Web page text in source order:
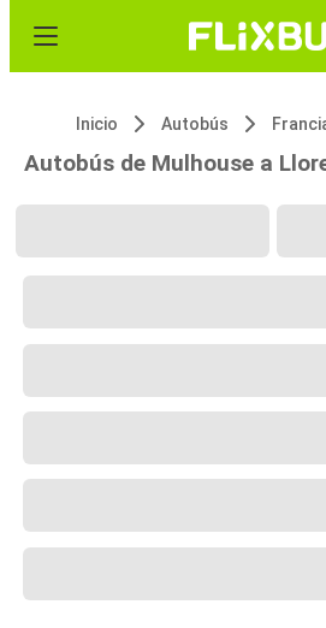
Inicio Autobús
Autobús de Mulhouse a